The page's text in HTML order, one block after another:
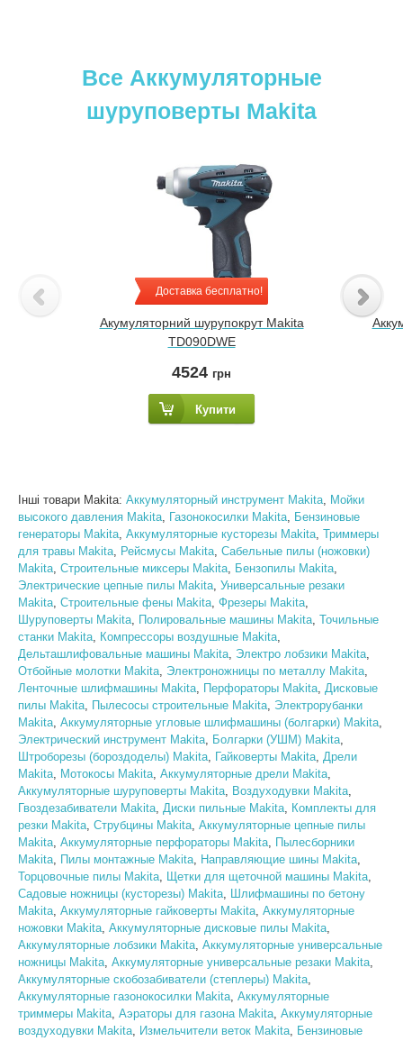
Все Аккумуляторные
шуруповерты Makita
Доставка бесплатно!
Акумуляторний шурупокрут Makita
TD090DWE
4524 грн
Купити
Інші товари Makita: Аккумуляторный инструмент Makita, Мойки
высокого давления Makita, Газонокосилки Makita, Бензиновые
генераторы Makita, Аккумуляторные кусторезы Makita, Триммеры
для травы Makita, Рейсмусы Makita, Сабельные пилы (ножовки)
Makita, Строительные миксеры Makita, Бензопилы Makita,
Электрические цепные пилы Makita, Универсальные резаки
Makita, Строительные фены Makita, Фрезеры Makita,
Шуруповерты Makita, Полировальные машины Makita, Точильные
станки Makita, Компрессоры воздушные Makita,
Дельташлифовальные машины Makita, Электро лобзики Makita,
Отбойные молотки Makita, Электроножницы по металлу Makita,
Ленточные шлифмашины Makita, Перфораторы Makita, Дисковые
пилы Makita, Пылесосы строительные Makita, Электрорубанки
Makita, Аккумуляторные угловые шлифмашины (болгарки) Makita,
Электрический инструмент Makita, Болгарки (УШМ) Makita,
Штроборезы (бороздоделы) Makita, Гайковерты Makita, Дрели
Makita, Мотокосы Makita, Аккумуляторные дрели Makita,
Аккумуляторные шуруповерты Makita, Воздуходувки Makita,
Гвоздезабиватели Makita, Диски пильные Makita, Комплекты для
резки Makita, Струбцины Makita, Аккумуляторные цепные пилы
Makita, Аккумуляторные перфораторы Makita, Пылесборники
Makita, Пилы монтажные Makita, Направляющие шины Makita,
Торцовочные пилы Makita, Щетки для щеточной машины Makita,
Садовые ножницы (кусторезы) Makita, Шлифмашины по бетону
Makita, Аккумуляторные гайковерты Makita, Аккумуляторные
ножовки Makita, Аккумуляторные дисковые пилы Makita,
Аккумуляторные лобзики Makita, Аккумуляторные универсальные
ножницы Makita, Аккумуляторные универсальные резаки Makita,
Аккумуляторные скобозабиватели (степлеры) Makita,
Аккумуляторные газонокосилки Makita, Аккумуляторные
триммеры Makita, Аэраторы для газона Makita, Аккумуляторные
воздуходувки Makita, Измельчители веток Makita, Бензиновые